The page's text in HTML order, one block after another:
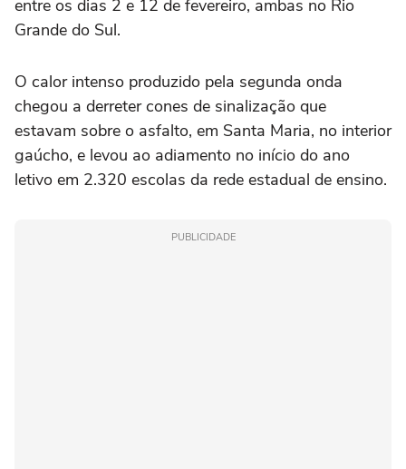
entre os dias 2 e 12 de fevereiro, ambas no Rio
Grande do Sul.
O calor intenso produzido pela segunda onda
chegou a derreter cones de sinalização que
estavam sobre o asfalto, em Santa Maria, no interior
gaúcho, e levou ao adiamento no início do ano
letivo em 2.320 escolas da rede estadual de ensino.
PUBLICIDADE